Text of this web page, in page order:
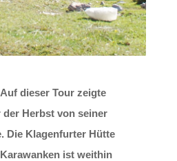
dieser Tour zeigte
Herbst von seiner
Die Klagenfurter Hütte
ist weithin